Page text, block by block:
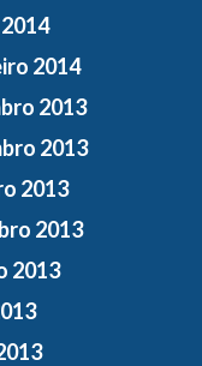
2014
2013
2013
2013
2013
2013